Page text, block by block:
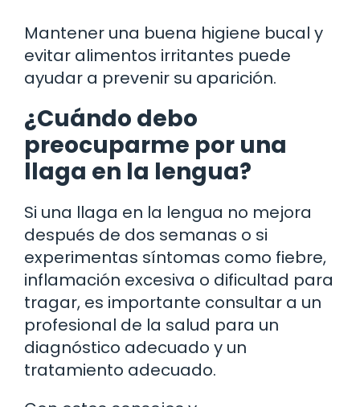
Mantener una buena higiene bucal y
evitar alimentos irritantes puede
ayudar a prevenir su aparición.
¿Cuándo debo
preocuparme por una
llaga en la lengua?
Si una llaga en la lengua no mejora
después de dos semanas o si
experimentas síntomas como fiebre,
inflamación excesiva o dificultad para
tragar, es importante consultar a un
profesional de la salud para un
diagnóstico adecuado y un
tratamiento adecuado.